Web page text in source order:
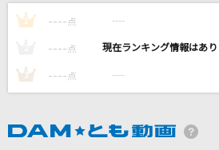
[生音]115万キロのフィルム
Official髭男dism
Bunny Girl
1 ---- 点 ----
---- 点 ----
3 ---- 点 ----